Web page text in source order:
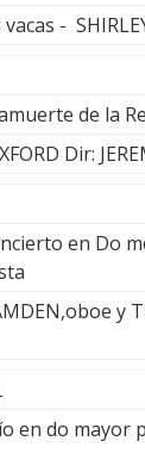
-
de la
Dir:
en Do
y
en do mayor